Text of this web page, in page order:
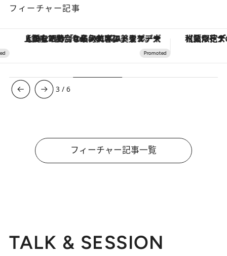
フィーチャー記事
【銀座で出合う最旬美容】美髪ケアや上質な眠り…セルフケアのアップデートから、特別な名入れギフトまで。大人のための「ReFa GINZA」クルーズ 【夏限定ディナーコース】旬を
3 /6
フィーチャー記事一覧
TALK & SESSION